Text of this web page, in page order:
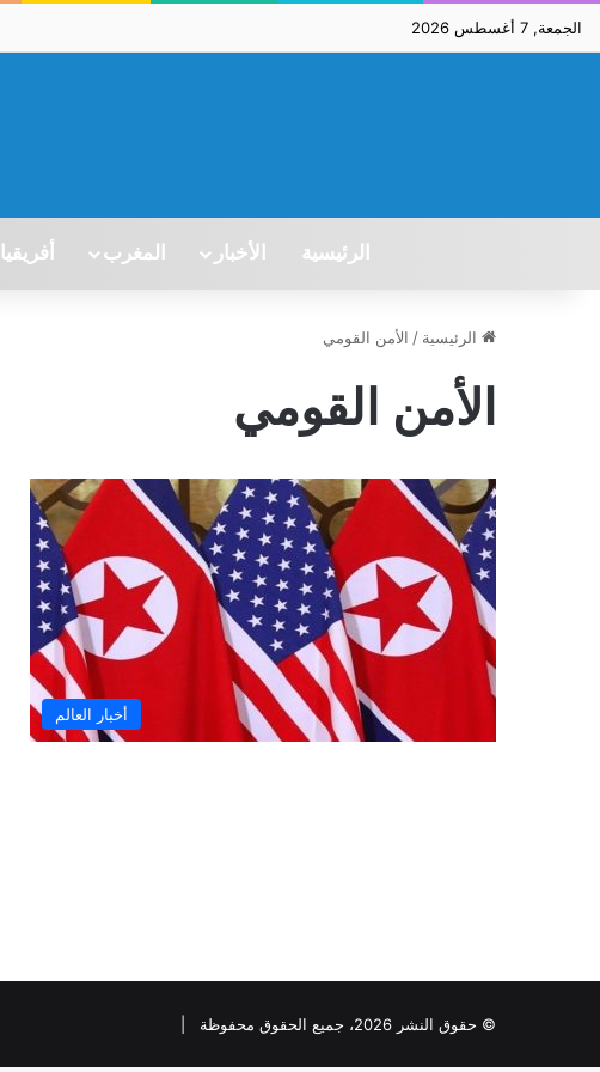
الجمعة, 7 أغسطس 2026
الرئيسية الأخبار المغرب أفريقيا
الرئيسية / الأمن القومي
الأمن القومي
أخبار العالم
© حقوق النشر 2026، جميع الحقوق محفوظة |